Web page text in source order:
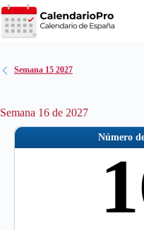
Saltar
al
contenido
Semana 15 2027
Semana 16 de 2027
Número